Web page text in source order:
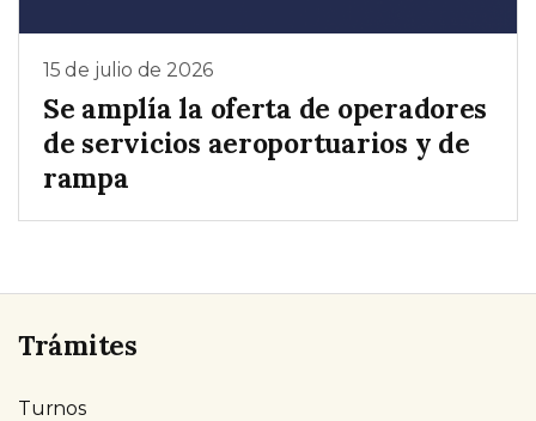
15 de julio de 2026
Se amplía la oferta de operadores
de servicios aeroportuarios y de
rampa
Trámites
Turnos